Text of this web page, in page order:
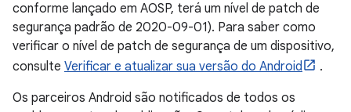
conforme lançado em AOSP, terá um nível de patch de
segurança padrão de 2020-09-01). Para saber como
verificar o nível de patch de segurança de um dispositivo,
consulte Verificar e atualizar sua versão do Android
.
Os parceiros Android são notificados de todos os